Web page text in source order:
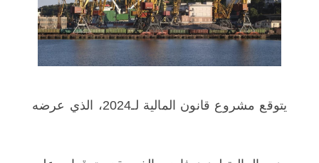
يتوقع مشروع قانون المالية لـ2024، الذي عرضه